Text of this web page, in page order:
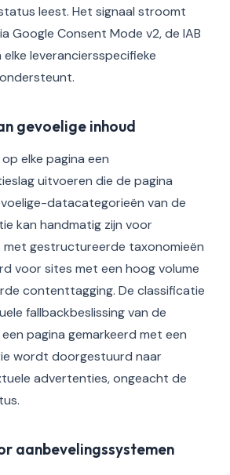
leest. Het signaal stroomt
Google Consent Mode v2, de IAB
elke leveranciersspecifieke
gevoelige inhoud
elke pagina een
uitvoeren die de pagina
datacategorieën van de
kan handmatig zijn voor
gestructureerde taxonomieën
voor sites met een hoog volume
contenttagging. De classificatie
fallbackbeslissing van de
pagina gemarkeerd met een
wordt doorgestuurd naar
advertenties, ongeacht de
aanbevelingssystemen